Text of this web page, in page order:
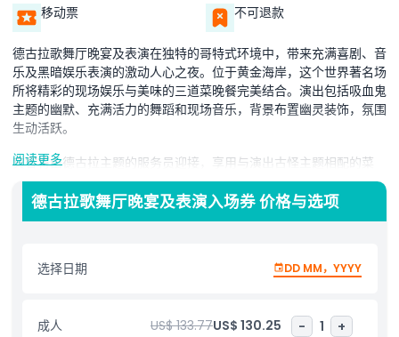
移动票 不可退款
德古拉歌舞厅晚宴及表演在独特的哥特式环境中，带来充满喜剧、音
乐及黑暗娱乐表演的激动人心之夜。位于黄金海岸，这个世界著名场
所将精彩的现场娱乐与美味的三道菜晚餐完美结合。演出包括吸血鬼
主题的幽默、充满活力的舞蹈和现场音乐，背景布置幽灵装饰，氛围
生动活跃。
宾客将由德古拉主题的服务员迎接，享用与演出古怪主题相配的菜
单。每场表演融合讽刺、戏剧和趣味，令人难忘。场地还设有鬼火车
乘坐，在表演开始前营造气氛，增添额外兴奋感。无论是团体、情
侣，还是寻求难忘夜晚的任何人，德古拉歌舞厅晚宴及表演都是一处
阅读更多
德古拉歌舞厅晚宴及表演入场券 价格与选项
选择日期 DD MM，YYYY
成人 US$ 133.77US$ 130.25 - 1 +